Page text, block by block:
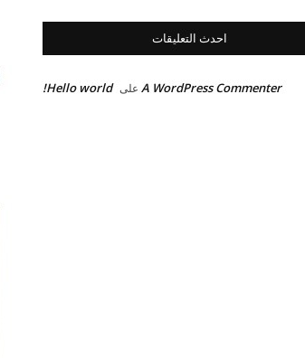
احدث التعليقات
A WordPress Commenter على Hello world!